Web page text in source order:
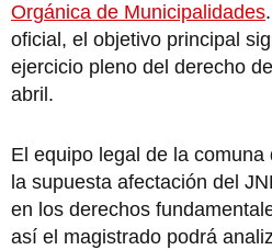
Orgánica de Municipalidades
oficial, el objetivo principal
ejercicio pleno del derecho
abril.
El equipo legal de la
la supuesta afectación del
en los derechos
así el magistrado podrá